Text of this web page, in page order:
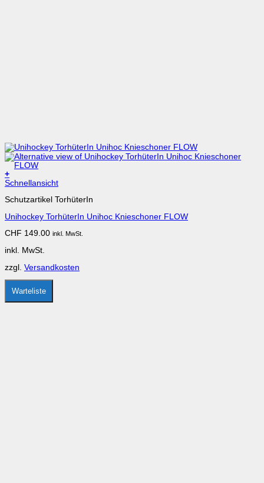
+
Dieses
weist
Varianten
Die
können
der
Produktseite
gewählt
Schnellansicht
Schutzartikel TorhüterIn
Unihockey TorhüterIn Unihoc Knieschoner FLOW
CHF 149.00 inkl. MwSt.
inkl. MwSt.
zzgl. Versandkosten
Warteliste